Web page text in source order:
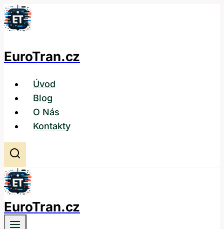
Přeskočit
na
EuroTran.cz
Úvod
Blog
O Nás
Kontakty
EuroTran.cz